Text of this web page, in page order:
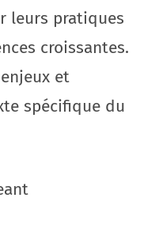
leurs pratiques
croissantes.
et
spécifique du